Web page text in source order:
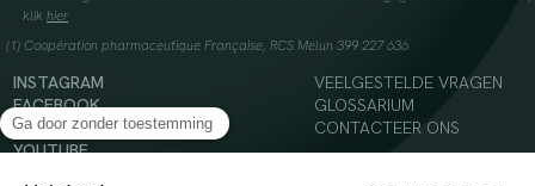
klik hier
(1) Coopération pharmaceutique Française, RCS Melun 399 227 636
INSTAGRAM
FACEBOOK
TIKTOK
YOUTUBE
VEELGESTELDE VRAGEN
GLOSSARIUM
CONTACTEER ONS